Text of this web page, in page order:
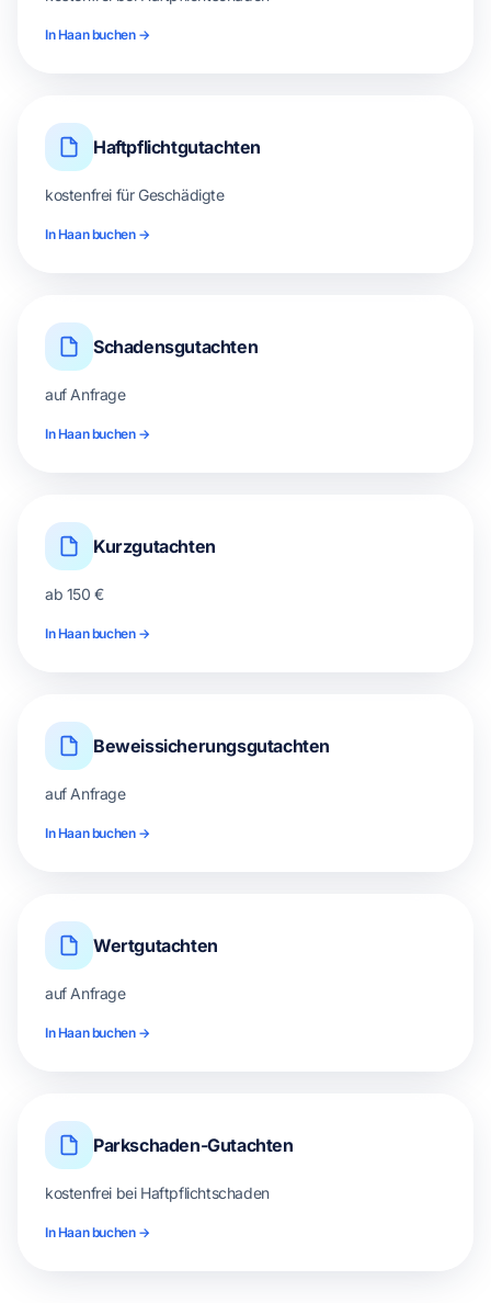
In Haan buchen →
Haftpflichtgutachten
kostenfrei für Geschädigte
In Haan buchen →
Schadensgutachten
auf Anfrage
In Haan buchen →
Kurzgutachten
ab 150 €
In Haan buchen →
Beweissicherungsgutachten
auf Anfrage
In Haan buchen →
Wertgutachten
auf Anfrage
In Haan buchen →
Parkschaden-Gutachten
kostenfrei bei Haftpflichtschaden
In Haan buchen →